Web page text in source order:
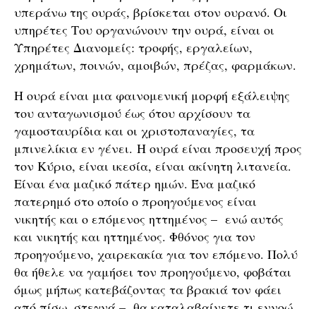
υπεράνω της ουράς, βρίσκεται στον ουρανό. Οι
υπηρέτες Του οργανώνουν την ουρά, είναι οι
Υπηρέτες Διανομείς: τροφής, εργαλείων,
χρημάτων, ποινών, αμοιβών, πρέζας, φαρμάκων.
Η ουρά είναι μια φαινομενική μορφή εξάλειψης
του ανταγωνισμού έως ότου αρχίσουν τα
γαμοσταυρίδια και οι χριστοπαναγίες, τα
μπινελίκια εν γένει. Η ουρά είναι προσευχή προς
τον Κύριο, είναι ικεσία, είναι ακίνητη λιτανεία.
Είναι ένα μαζικό πάτερ ημών. Ένα μαζικό
πατερημό στο οποίο ο προηγούμενος είναι
νικητής και ο επόμενος ηττημένος – ενώ αυτός
και νικητής και ηττημένος. Φθόνος για τον
προηγούμενο, χαιρεκακία για τον επόμενο. Πολύ
θα ήθελε να γαμήσει τον προηγούμενο, φοβάται
όμως μήπως κατεβάζοντας τα βρακιά τον φάει